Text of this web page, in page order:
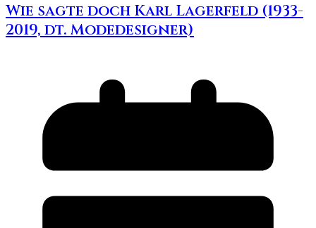
Wie sagte doch Karl Lagerfeld (1933-
2019, dt. Modedesigner)